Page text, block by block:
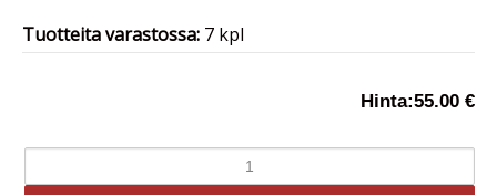
Tuotteita varastossa: 7 kpl
Hinta:55.00 €